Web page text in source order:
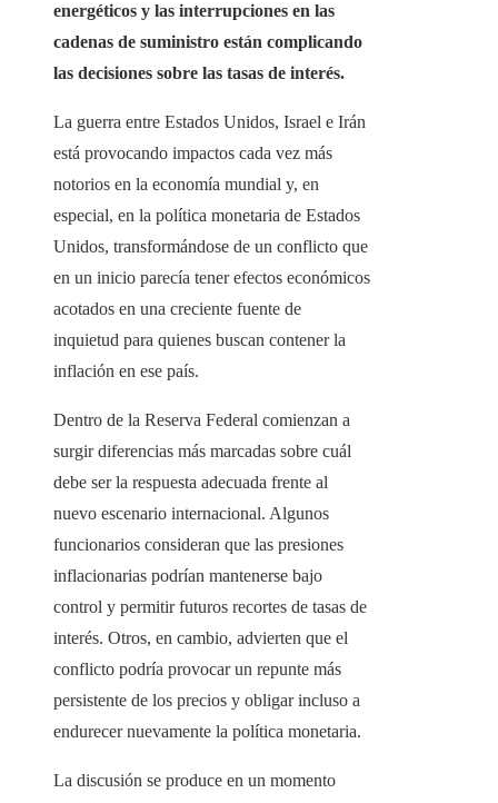
energéticos y las interrupciones en las
cadenas de suministro están complicando
las decisiones sobre las tasas de interés.
La guerra entre Estados Unidos, Israel e Irán
está provocando impactos cada vez más
notorios en la economía mundial y, en
especial, en la política monetaria de Estados
Unidos, transformándose de un conflicto que
en un inicio parecía tener efectos económicos
acotados en una creciente fuente de
inquietud para quienes buscan contener la
inflación en ese país.
Dentro de la Reserva Federal comienzan a
surgir diferencias más marcadas sobre cuál
debe ser la respuesta adecuada frente al
nuevo escenario internacional. Algunos
funcionarios consideran que las presiones
inflacionarias podrían mantenerse bajo
control y permitir futuros recortes de tasas de
interés. Otros, en cambio, advierten que el
conflicto podría provocar un repunte más
persistente de los precios y obligar incluso a
endurecer nuevamente la política monetaria.
La discusión se produce en un momento